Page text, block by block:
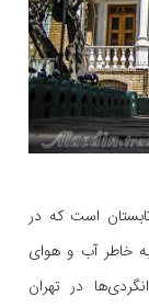
است که در
خاطر آب و هوای
در تهران